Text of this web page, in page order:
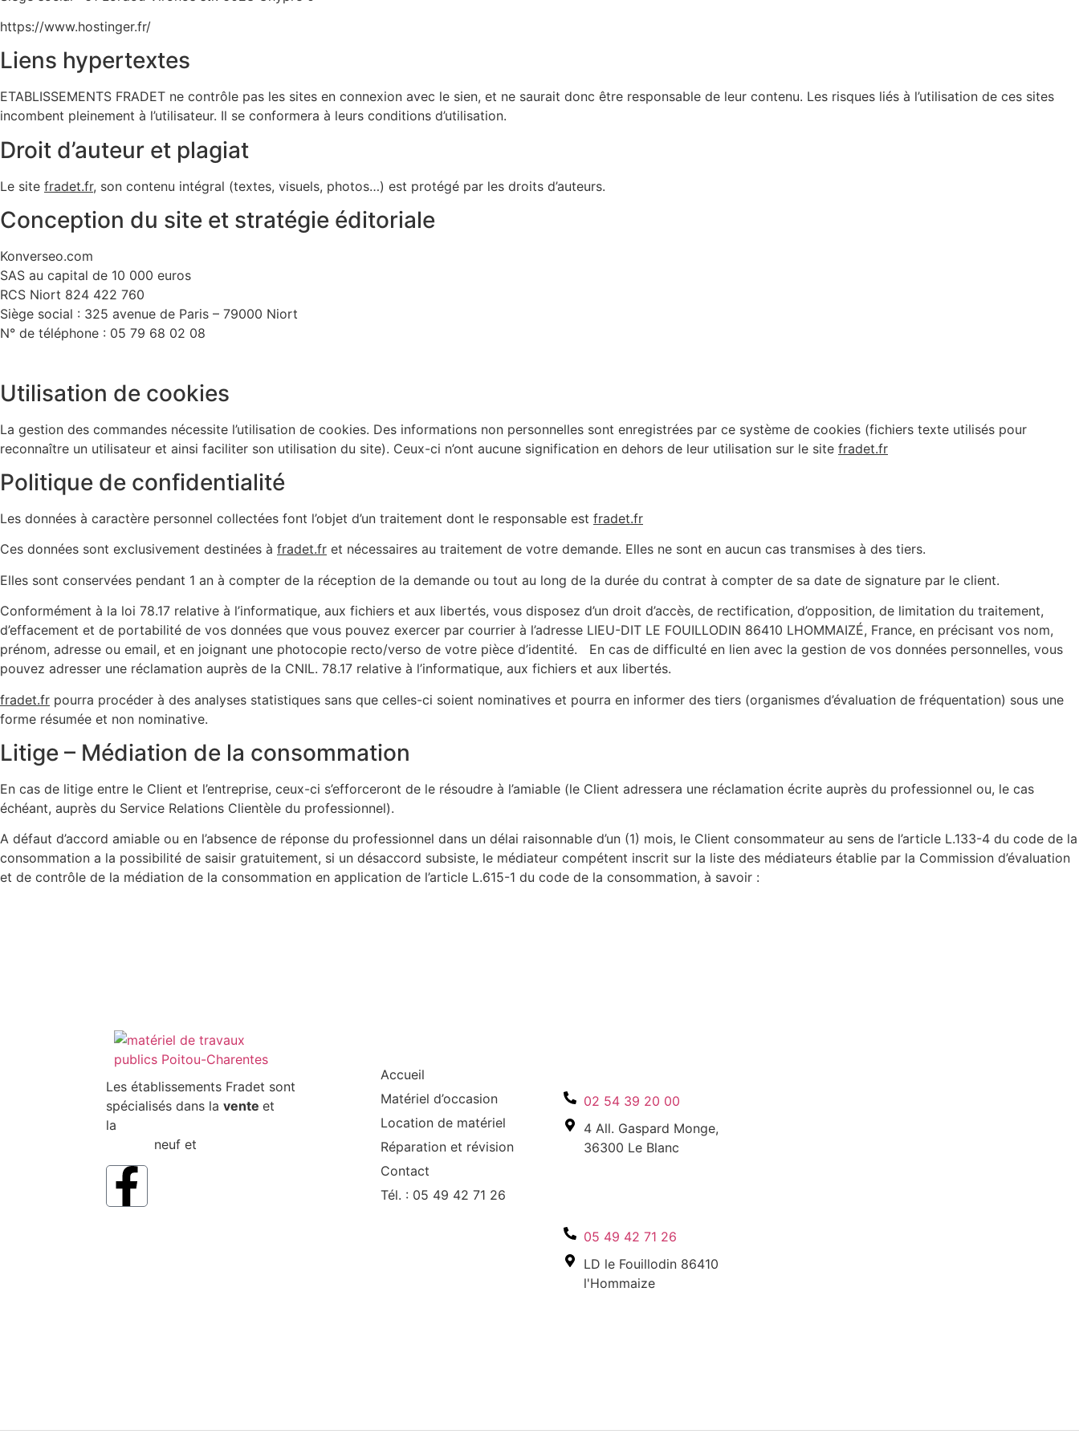
https://www.hostinger.fr/
Liens hypertextes
ETABLISSEMENTS FRADET ne contrôle pas les sites en connexion avec le sien, et ne saurait donc être responsable de leur contenu. Les risques liés à l’utilisation de ces sites
incombent pleinement à l’utilisateur. Il se conformera à leurs conditions d’utilisation.
Droit d’auteur et plagiat
Le site fradet.fr, son contenu intégral (textes, visuels, photos…) est protégé par les droits d’auteurs.
Conception du site et stratégie éditoriale
Konverseo.com
SAS au capital de 10 000 euros
RCS Niort 824 422 760
Siège social : 325 avenue de Paris – 79000 Niort
N° de téléphone : 05 79 68 02 08
Utilisation de cookies
La gestion des commandes nécessite l’utilisation de cookies. Des informations non personnelles sont enregistrées par ce système de cookies (fichiers texte utilisés pour
reconnaître un utilisateur et ainsi faciliter son utilisation du site). Ceux-ci n’ont aucune signification en dehors de leur utilisation sur le site fradet.fr
Politique de confidentialité
Les données à caractère personnel collectées font l’objet d’un traitement dont le responsable est fradet.fr
Ces données sont exclusivement destinées à fradet.fr et nécessaires au traitement de votre demande. Elles ne sont en aucun cas transmises à des tiers.
Elles sont conservées pendant 1 an à compter de la réception de la demande ou tout au long de la durée du contrat à compter de sa date de signature par le client.
Conformément à la loi 78.17 relative à l’informatique, aux fichiers et aux libertés, vous disposez d’un droit d’accès, de rectification, d’opposition, de limitation du traitement,
d’effacement et de portabilité de vos données que vous pouvez exercer par courrier à l’adresse LIEU-DIT LE FOUILLODIN 86410 LHOMMAIZÉ, France, en précisant vos nom,
prénom, adresse ou email, et en joignant une photocopie recto/verso de votre pièce d’identité. En cas de difficulté en lien avec la gestion de vos données personnelles, vous
pouvez adresser une réclamation auprès de la CNIL. 78.17 relative à l’informatique, aux fichiers et aux libertés.
fradet.fr pourra procéder à des analyses statistiques sans que celles-ci soient nominatives et pourra en informer des tiers (organismes d’évaluation de fréquentation) sous une
forme résumée et non nominative.
Litige – Médiation de la consommation
En cas de litige entre le Client et l’entreprise, ceux-ci s’efforceront de le résoudre à l’amiable (le Client adressera une réclamation écrite auprès du professionnel ou, le cas
échéant, auprès du Service Relations Clientèle du professionnel).
A défaut d’accord amiable ou en l’absence de réponse du professionnel dans un délai raisonnable d’un (1) mois, le Client consommateur au sens de l’article L.133-4 du code de la
consommation a la possibilité de saisir gratuitement, si un désaccord subsiste, le médiateur compétent inscrit sur la liste des médiateurs établie par la Commission d’évaluation
et de contrôle de la médiation de la consommation en application de l’article L.615-1 du code de la consommation, à savoir :
Les établissements Fradet sont
spécialisés dans la vente et
la
neuf et
Accueil
Matériel d’occasion
Location de matériel
Réparation et révision
Contact
Tél. : 05 49 42 71 26
02 54 39 20 00
4 All. Gaspard Monge,
36300 Le Blanc
05 49 42 71 26
LD le Fouillodin 86410
l'Hommaize